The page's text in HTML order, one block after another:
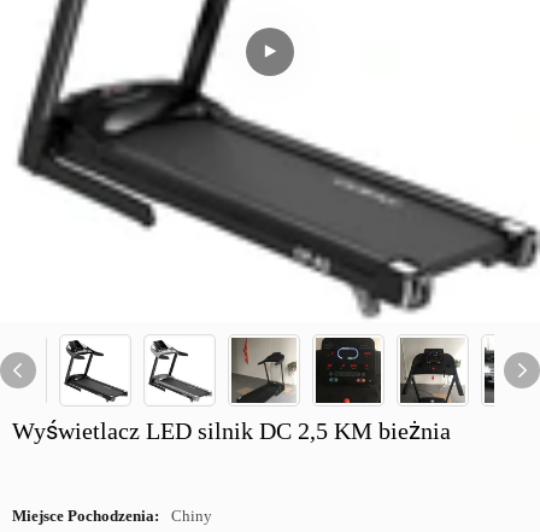
Wyświetlacz LED silnik DC 2,5 KM bieżnia
Miejsce Pochodzenia: Chiny